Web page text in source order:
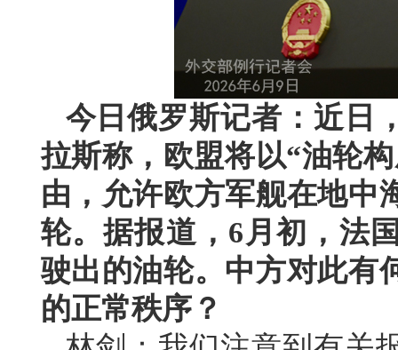
今日俄罗斯记者：近日
拉斯称，欧盟将以“油轮
由，允许欧方军舰在地中
轮。据报道，6月初，法
驶出的油轮。中方对此有
的正常秩序？